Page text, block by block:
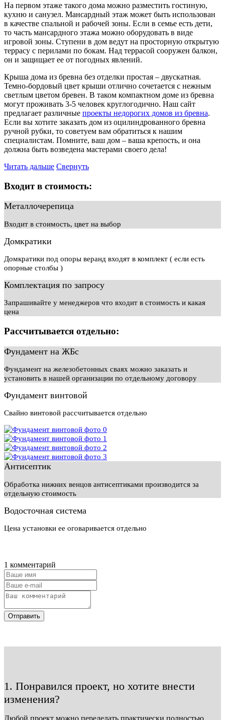
На первом этаже такого дома можно разместить гостиную,
кухню и санузел. Мансардный этаж может быть использован
в качестве спальной и рабочей зоны. Если в семье есть дети,
то часть мансардного этажа можно оборудовать в виде
игровой зоны. Ступени в дом ведут на просторную открытую
террасу с перилами по бокам. Над террасой сооружен балкон,
он и защищает ее от погодных явлений.
Крыша дома из бревна без отделки простая – двускатная.
Темно-бордовый цвет крыши отлично сочетается с нежным
светлым цветом бревен. В таком компактном доме из бревна
могут проживать 3-5 человек круглогодично. Наш сайт
предлагает различные проекты недорогих домов из бревна.
Если вы хотите заказать дом из оцилиндрованного бревна
ручной рубки, то советуем вам обратиться к нашим
специалистам. Помните, ваш дом – ваша крепость, и она
должна быть возведена мастерами своего дела!
Читать дальше Свернуть
Входит в стоимость:
Металлочерепица
Входит в стоимость, цвет на выбор
Домкратики
Домкратики под опоры веранд входят в комплект ( если есть
опорные столбы )
Комплектация по запросу
Запрашивайте у менеджеров что входит в стоимость и какая
цена
Рассчитывается отдельно:
Фундамент на ЖБс
Фундамент на железобетонных сваях можно заказать и
установить в нашей организации по отдельному договору
Фундамент винтовой
Свайно винтовой рассчитывается отдельно
Антисептик
Обработка нижних венцов антисептиками производится за
отдельную стоимость
Водосточная система
Цена установки ее оговаривается отдельно
1 комментарий
Отправить
1. Понравился проект, но хотите внести
изменения?